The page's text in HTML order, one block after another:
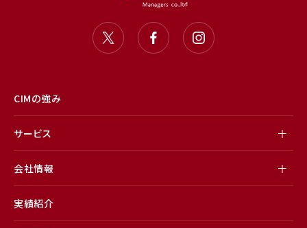
CIMの強み
サービス
会社情報
実績紹介